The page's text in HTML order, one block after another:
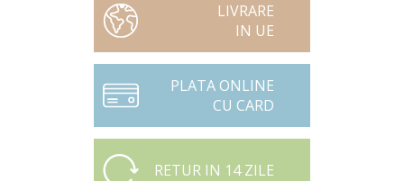
LIVRARE
IN UE
PLATA ONLINE
CU CARD
RETUR IN 14 ZILE